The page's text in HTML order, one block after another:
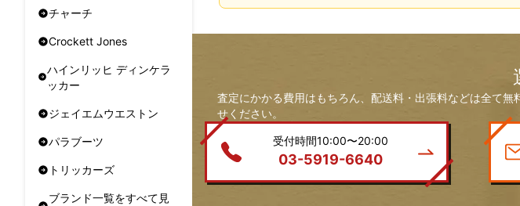
チャーチ
Crockett Jones
ハインリッヒ ディンケラ
ッカー
ジェイエムウエストン
パラブーツ
トリッカーズ
ブランド一覧をすべて見
査定にかかる費用はもちろん、配送料・出張料などは全て
せください。
受付時間10:00〜20:00
03-5919-6640